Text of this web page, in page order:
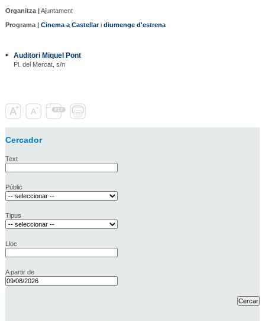
Organitza |Ajuntament
Programa | Cinema a Castellari diumenge d'estrena
Auditori Miquel Pont
Pl. del Mercat, s/n
Cercador
Text
Públic
Tipus
Lloc
A partir de